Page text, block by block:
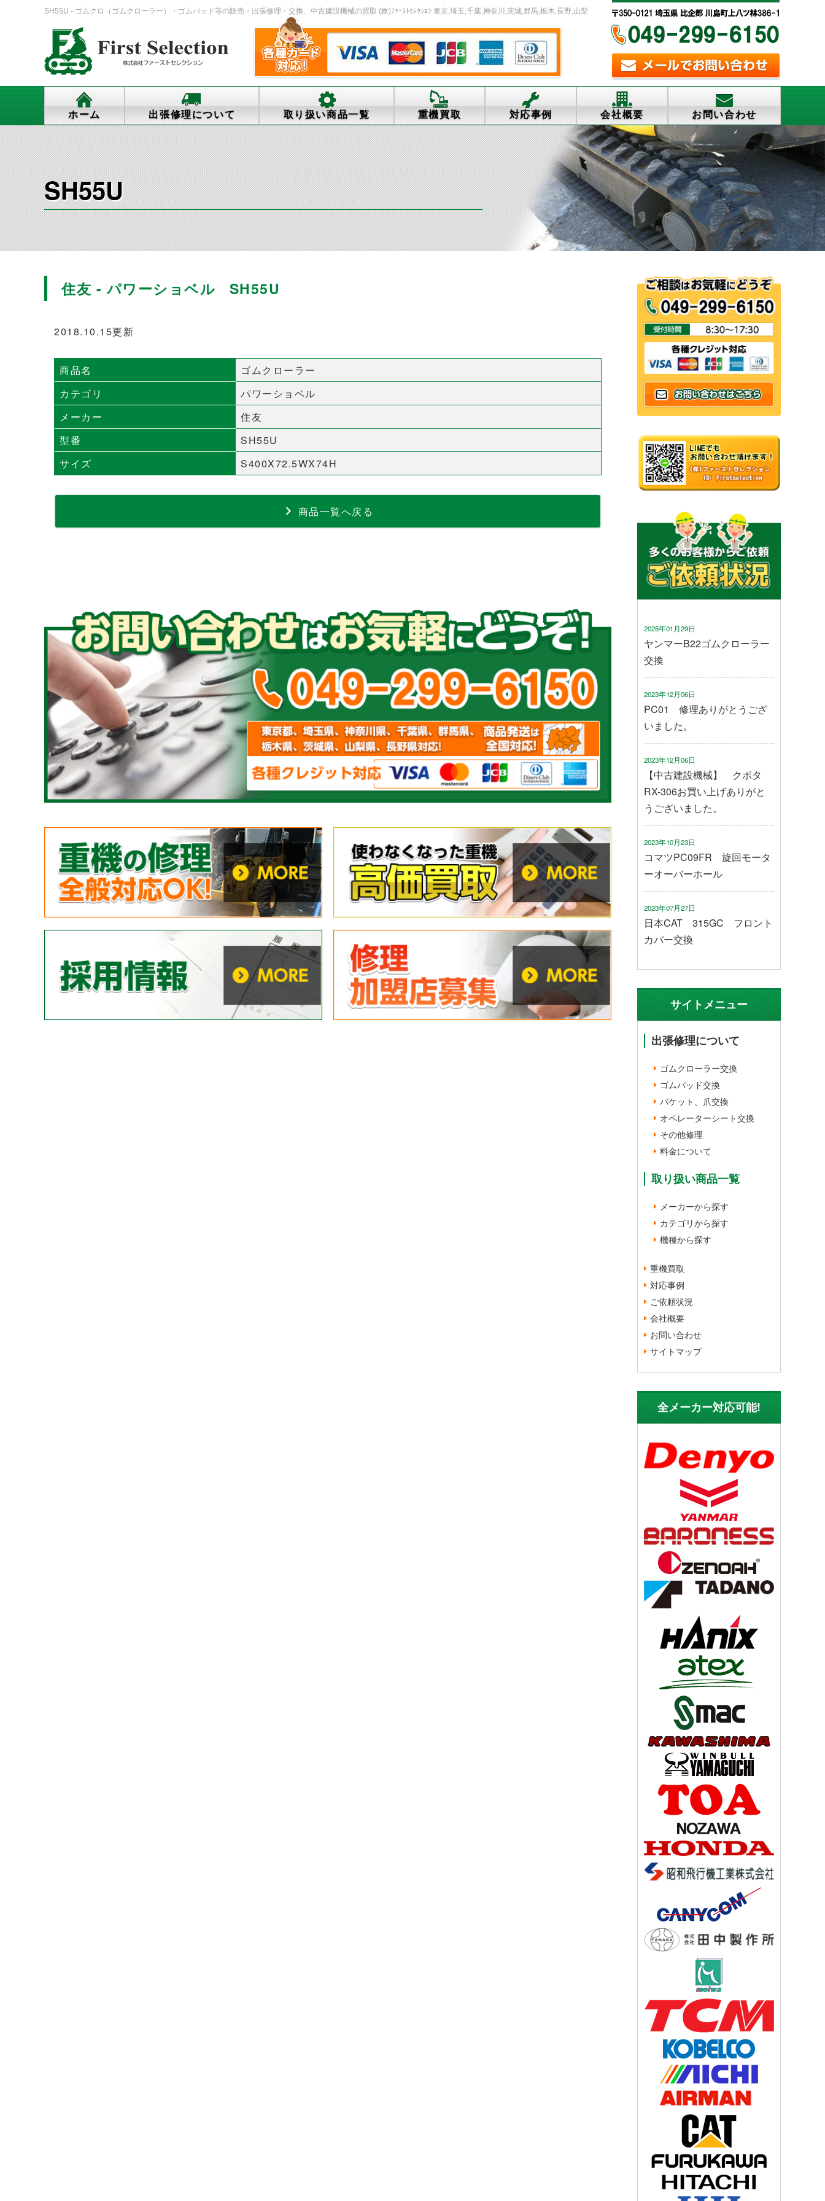
SH55U - ゴムクロ（ゴムクローラー）・ゴムパッド等の販売・出張修理・交換、中古建設機械の買取 (株)ﾌｧｰｽﾄｾﾚｸｼｮﾝ 東京,埼玉,千葉,神奈川,茨城,群馬,栃木,長野,山梨
ホーム 出張修理について 取り扱い商品一覧 重機買取 対応事例 会社概要 お問い合わせ
SH55U
住友 - パワーショベル SH55U
2018.10.15更新
商品名
ゴムクローラー
カテゴリ
パワーショベル
メーカー
住友
型番
SH55U
サイズ
S400X72.5WX74H
商品一覧へ戻る
2025年01月29日
ヤンマーB22ゴムクローラー
交換
2023年12月06日
PC01 修理ありがとうござ
いました。
2023年12月06日
【中古建設機械】 クボタ
RX-306お買い上げありがと
うございました。
2023年10月23日
コマツPC09FR 旋回モータ
ーオーバーホール
2023年07月27日
日本CAT 315GC フロント
カバー交換
サイトメニュー
出張修理について
ゴムクローラー交換
ゴムパッド交換
バケット、爪交換
オペレーターシート交換
その他修理
料金について
取り扱い商品一覧
メーカーから探す
カテゴリから探す
機種から探す
重機買取
対応事例
ご依頼状況
会社概要
お問い合わせ
サイトマップ
全メーカー対応可能!